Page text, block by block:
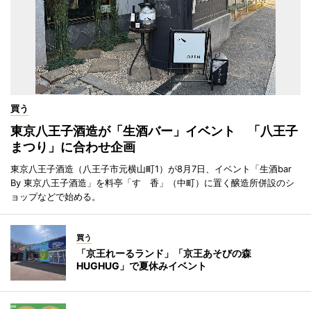
買う
東京八王子酒造が「生酒バー」イベント 「八王子
まつり」に合わせ企画
東京八王子酒造（八王子市元横山町1）が8月7日、イベント「生酒bar
By 東京八王子酒造」を料亭「すゞ香」（中町）に置く醸造所併設のシ
ョップなどで始める。
買う
「京王れーるランド」「京王あそびの森
HUGHUG」で夏休みイベント